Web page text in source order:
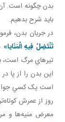
بدن چگونه است.
بايد شرح بدهيم.
در جريان بدن،
تَنْتَضِلُ فِيهِ الْمَنَايا»
تيرهاي مرگ است،
اين بدن را از
است يک کسي جوان
روز از عمرش
معرض منيه‌ها و